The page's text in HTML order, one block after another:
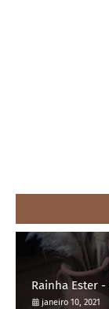
janeiro 10, 2021